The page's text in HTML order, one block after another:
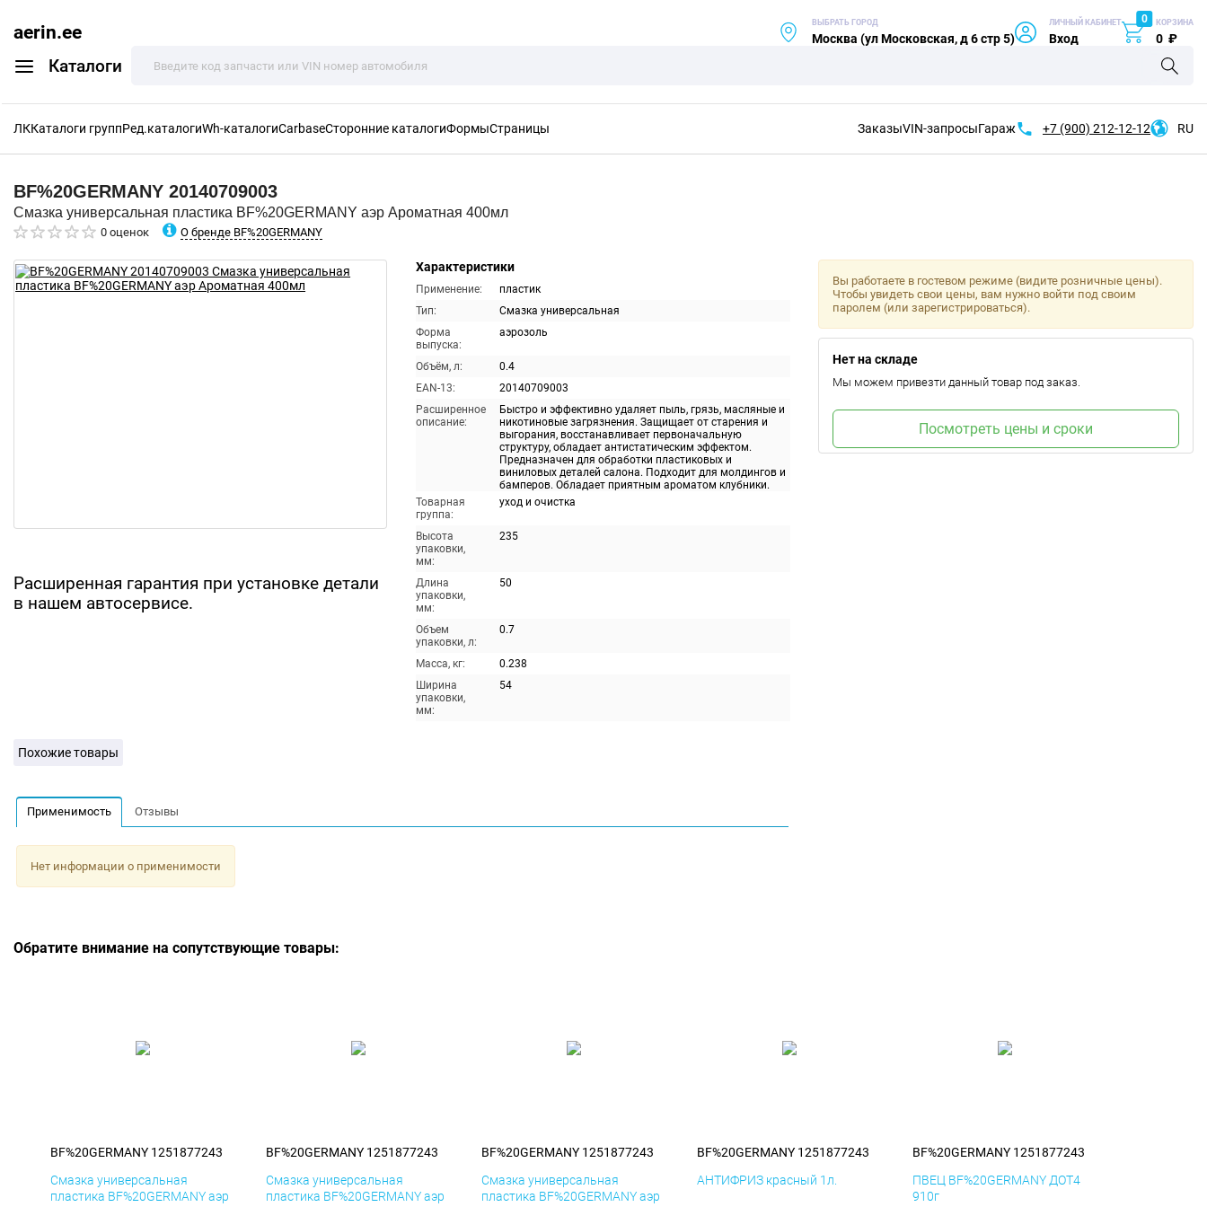
aerin.ee
Каталоги
ВЫБРАТЬ ГОРОД
Москва (ул Московская, д 6 стр 5)
ЛИЧНЫЙ КАБИНЕТ
Вход
0 КОРЗИНА
0 ₽
ЛККаталоги группРед.каталогиWh-каталогиCarbaseСторонние каталогиФормыСтраницы ЗаказыVIN-запросыГараж +7 (900) 212-12-12 RU
BF%20GERMANY 20140709003
Смазка универсальная пластика BF%20GERMANY аэр Ароматная 400мл
0 оценок О бренде BF%20GERMANY
Расширенная гарантия при установке детали
в нашем автосервисе.
Характеристики
Применение:
пластик
Тип:
Смазка универсальная
Форма
выпуска:
аэрозоль
Объём, л:
0.4
EAN-13:
20140709003
Расширенное
описание:
Быстро и эффективно удаляет пыль, грязь, масляные и
никотиновые загрязнения. Защищает от старения и
выгорания, восстанавливает первоначальную
структуру, обладает антистатическим эффектом.
Предназначен для обработки пластиковых и
виниловых деталей салона. Подходит для молдингов и
бамперов. Обладает приятным ароматом клубники.
Товарная
группа:
уход и очистка
Высота
упаковки,
мм:
235
Длина
упаковки,
мм:
50
Объем
упаковки, л:
0.7
Масса, кг:
0.238
Ширина
упаковки,
мм:
54
Вы работаете в гостевом режиме (видите розничные цены).
Чтобы увидеть свои цены, вам нужно войти под своим
паролем (или зарегистрироваться).
Нет на складе
Мы можем привезти данный товар под заказ.
Посмотреть цены и сроки
Похожие товары
Применимость Отзывы
Нет информации о применимости
Обратите внимание на сопутствующие товары:
BF%20GERMANY 1251877243
Смазка универсальная
пластика BF%20GERMANY аэр
BF%20GERMANY 1251877243
Смазка универсальная
пластика BF%20GERMANY аэр
BF%20GERMANY 1251877243
Смазка универсальная
пластика BF%20GERMANY аэр
BF%20GERMANY 1251877243
АНТИФРИЗ красный 1л.
BF%20GERMANY 1251877243
ПВЕЦ BF%20GERMANY ДОТ4
910г